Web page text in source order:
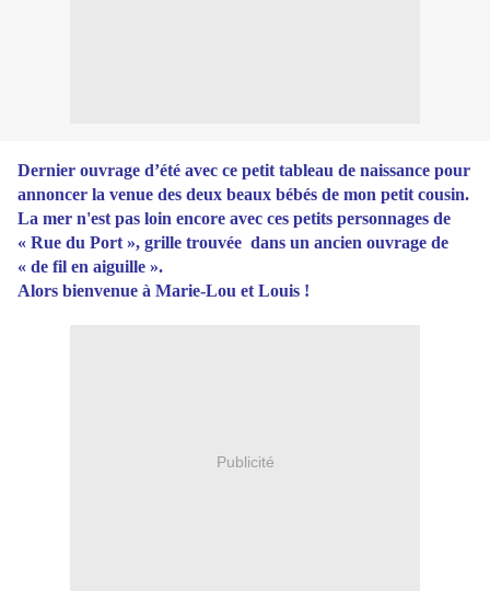
Dernier ouvrage d’été avec ce petit tableau de naissance pour
annoncer la venue des deux beaux bébés de mon petit cousin.
La mer n'est pas loin encore avec ces petits personnages de
« Rue du Port », grille trouvée dans un ancien ouvrage de
« de fil en aiguille ».
Alors bienvenue à Marie-Lou et Louis !
Publicité